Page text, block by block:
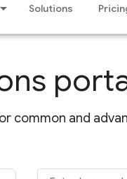
Solutions
common and